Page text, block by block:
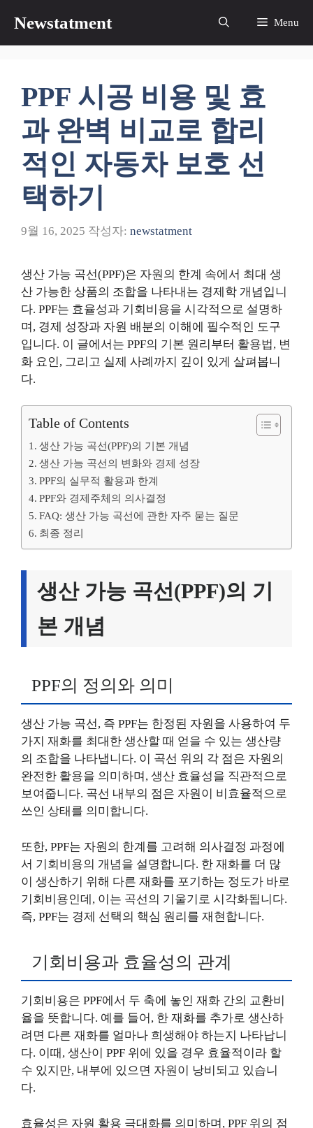
츠
Newstatment Menu
PPF 시공 비용 및 효
과 완벽 비교로 합리
적인 자동차 보호 선
택하기
9월 16, 2025 작성자: newstatment
생산 가능 곡선(PPF)은 자원의 한계 속에서 최대 생
산 가능한 상품의 조합을 나타내는 경제학 개념입니
다. PPF는 효율성과 기회비용을 시각적으로 설명하
며, 경제 성장과 자원 배분의 이해에 필수적인 도구
입니다. 이 글에서는 PPF의 기본 원리부터 활용법, 변
화 요인, 그리고 실제 사례까지 깊이 있게 살펴봅니
다.
Table of Contents
생산 가능 곡선(PPF)의 기본 개념
생산 가능 곡선의 변화와 경제 성장
PPF의 실무적 활용과 한계
PPF와 경제주체의 의사결정
FAQ: 생산 가능 곡선에 관한 자주 묻는 질문
최종 정리
생산 가능 곡선(PPF)의 기
본 개념
PPF의 정의와 의미
생산 가능 곡선, 즉 PPF는 한정된 자원을 사용하여 두
가지 재화를 최대한 생산할 때 얻을 수 있는 생산량
의 조합을 나타냅니다. 이 곡선 위의 각 점은 자원의
완전한 활용을 의미하며, 생산 효율성을 직관적으로
보여줍니다. 곡선 내부의 점은 자원이 비효율적으로
쓰인 상태를 의미합니다.
또한, PPF는 자원의 한계를 고려해 의사결정 과정에
서 기회비용의 개념을 설명합니다. 한 재화를 더 많
이 생산하기 위해 다른 재화를 포기하는 정도가 바로
기회비용인데, 이는 곡선의 기울기로 시각화됩니다.
즉, PPF는 경제 선택의 핵심 원리를 재현합니다.
기회비용과 효율성의 관계
기회비용은 PPF에서 두 축에 놓인 재화 간의 교환비
율을 뜻합니다. 예를 들어, 한 재화를 추가로 생산하
려면 다른 재화를 얼마나 희생해야 하는지 나타납니
다. 이때, 생산이 PPF 위에 있을 경우 효율적이라 할
수 있지만, 내부에 있으면 자원이 낭비되고 있습니
다.
효율성은 자원 활용 극대화를 의미하며, PPF 위의 점